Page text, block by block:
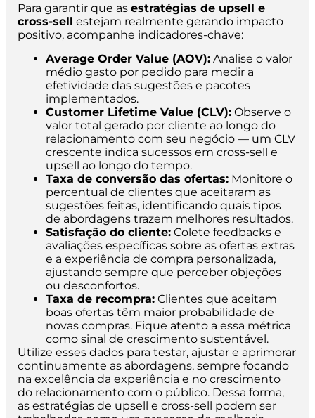
Para garantir que as estratégias de upsell e
cross-sell estejam realmente gerando impacto
positivo, acompanhe indicadores-chave:
Average Order Value (AOV): Analise o valor
médio gasto por pedido para medir a
efetividade das sugestões e pacotes
implementados.
Customer Lifetime Value (CLV): Observe o
valor total gerado por cliente ao longo do
relacionamento com seu negócio — um CLV
crescente indica sucessos em cross-sell e
upsell ao longo do tempo.
Taxa de conversão das ofertas: Monitore o
percentual de clientes que aceitaram as
sugestões feitas, identificando quais tipos
de abordagens trazem melhores resultados.
Satisfação do cliente: Colete feedbacks e
avaliações específicas sobre as ofertas extras
e a experiência de compra personalizada,
ajustando sempre que perceber objeções
ou desconfortos.
Taxa de recompra: Clientes que aceitam
boas ofertas têm maior probabilidade de
novas compras. Fique atento a essa métrica
como sinal de crescimento sustentável.
Utilize esses dados para testar, ajustar e aprimorar
continuamente as abordagens, sempre focando
na excelência da experiência e no crescimento
do relacionamento com o público. Dessa forma,
as estratégias de upsell e cross-sell podem ser